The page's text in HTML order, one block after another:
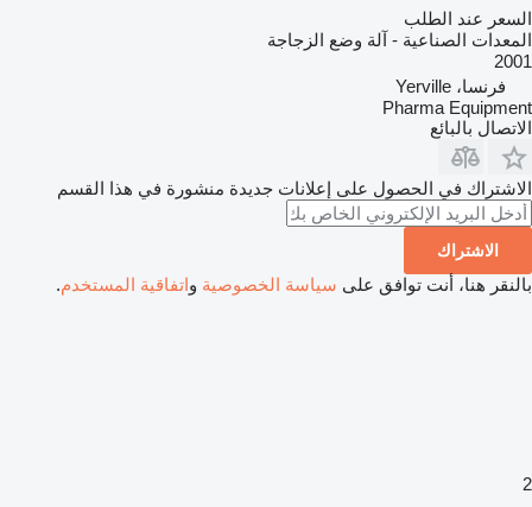
السعر عند الطلب
المعدات الصناعية - آلة وضع الزجاجة
2001
فرنسا، Yerville
Pharma Equipment
الاتصال بالبائع
الاشتراك في الحصول على إعلانات جديدة منشورة في هذا القسم
الاشتراك
بالنقر هنا، أنت توافق على سياسة الخصوصية واتفاقية المستخدم.
2